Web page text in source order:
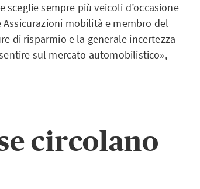
sempre più veicoli d’occasione
Assicurazioni mobilità e membro del
di risparmio e la generale incertezza
sul mercato automobilistico»,
circolano